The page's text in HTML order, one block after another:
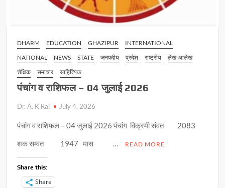
DHARM EDUCATION GHAZIPUR
INTERNATIONAL
NATIONAL
NEWS STATE जनपदीय प्रदेश राष्ट्रीय
लेख-आलेख
शैक्षिक
समाचार साहित्यिक
पंचांग व राशिफल – 04 जुलाई 2026
Dr. A. K Rai July 4, 2026
पंचांग व राशिफल – 04 जुलाई 2026 पंचांग विक्रमी संवत 2083
शक सम्वत 1947 मास …
READ MORE
Share this:
Share